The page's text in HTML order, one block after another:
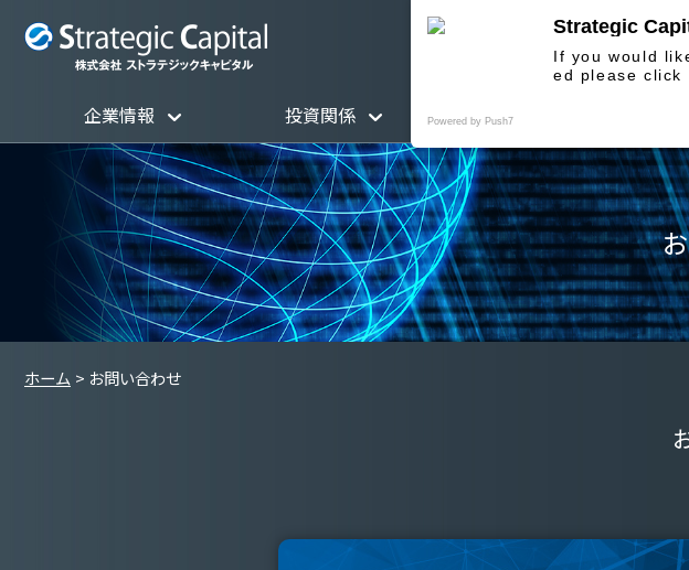
お
企業情報 投資関係 株主総会関係
ホーム お問い合わせ
Strategic
If you would
ed please click
Powered by Push7